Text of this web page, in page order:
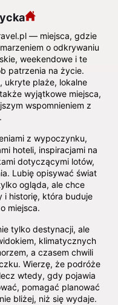
— miejsca, gdzie
o odkrywaniu
weekendowe i te
patrzenia na życie.
ukryte plaże, lokalne
wyjątkowe miejsca,
wspomnieniem z
z wypoczynku,
hoteli, inspiracjami na
dotyczącymi lotów,
Lubię opisywać świat
ogląda, ale chce
i historię, która buduje
miejsca.
tylko destynacji, ale
klimatycznych
a czasem chwili
Wierzę, że podróże
wtedy, gdy pojawia
pomagać planować
bliżej, niż się wydaje.